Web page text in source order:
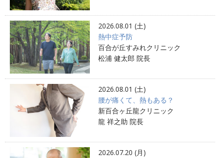
2026.08.01 (土)
熱中症予防
百合が丘すみれクリニック
松浦 健太郎 院長
2026.08.01 (土)
腰が痛くて、熱もある？
新百合ヶ丘龍クリニック
龍 祥之助 院長
2026.07.20 (月)